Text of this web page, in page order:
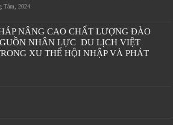
Tám, 2024
NÂNG CAO CHẤT LƯỢNG ĐÀO
NHÂN LỰC DU LỊCH VIỆT
XU THẾ HỘI NHẬP VÀ PHÁT